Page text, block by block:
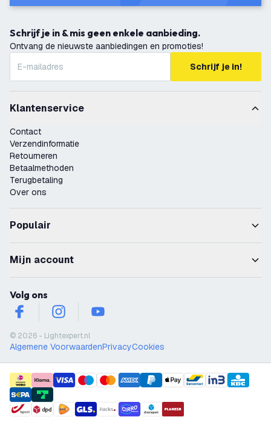
Schrijf je in & mis geen enkele aanbieding.
Ontvang de nieuwste aanbiedingen en promoties!
Schrijf je in!
Klantenservice
Contact
Verzendinformatie
Retourneren
Betaalmethoden
Terugbetaling
Over ons
Populair
Mijn account
Volg ons
facebookinstagramyoutube
© 2026 - Lightexpert.nl
Algemene VoorwaardenPrivacyCookies
payment methods
shipment methods